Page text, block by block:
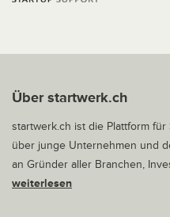
Über startwerk.ch
startwerk.ch ist die Plattform
über junge Unternehmen und
an Gründer aller Branchen,
weiterlesen